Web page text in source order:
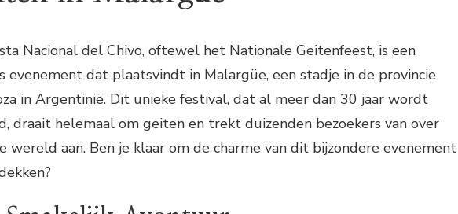
Nacional del Chivo, oftewel het Nationale Geitenfeest, is een
evenement dat plaatsvindt in Malargüe, een stadje in de provincie
in Argentinië. Dit unieke festival, dat al meer dan 30 jaar wordt
draait helemaal om geiten en trekt duizenden bezoekers van over
wereld aan. Ben je klaar om de charme van dit bijzondere evenement